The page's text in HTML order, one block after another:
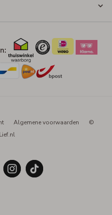
Algemene voorwaarden
©